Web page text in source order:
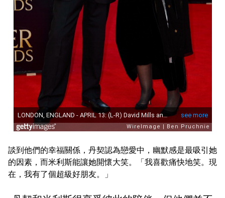
談到他們的幸福關係，丹契認為戀愛中，幽默感是最吸引她
的因素，而米利斯能讓她開懷大笑。「我喜歡痛快地笑。現
在，我有了個超級好朋友。」